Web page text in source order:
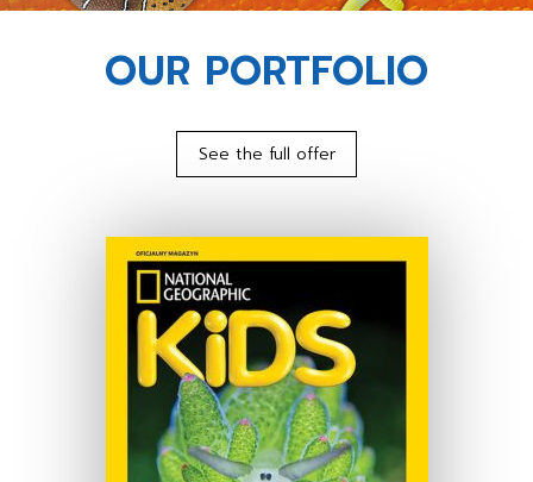
OUR PORTFOLIO
See the full offer